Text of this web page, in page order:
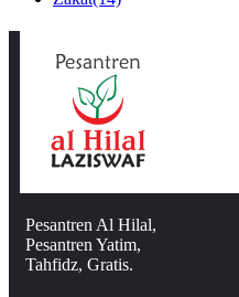
Pesantren Al Hilal,
Pesantren Yatim,
Tahfidz, Gratis.